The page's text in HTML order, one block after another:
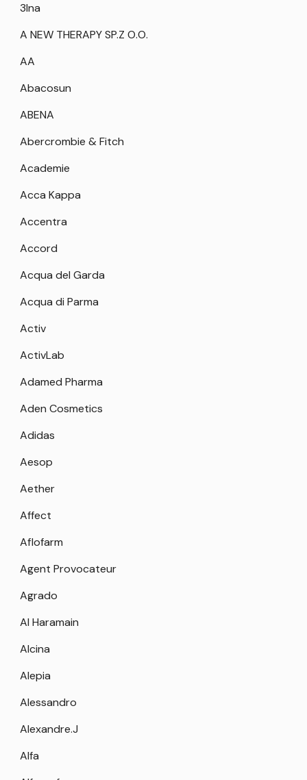
3Ina
A NEW THERAPY SP.Z O.O.
AA
Abacosun
ABENA
Abercrombie & Fitch
Academie
Acca Kappa
Accentra
Accord
Acqua del Garda
Acqua di Parma
Activ
ActivLab
Adamed Pharma
Aden Cosmetics
Adidas
Aesop
Aether
Affect
Aflofarm
Agent Provocateur
Agrado
Al Haramain
Alcina
Alepia
Alessandro
Alexandre.J
Alfa